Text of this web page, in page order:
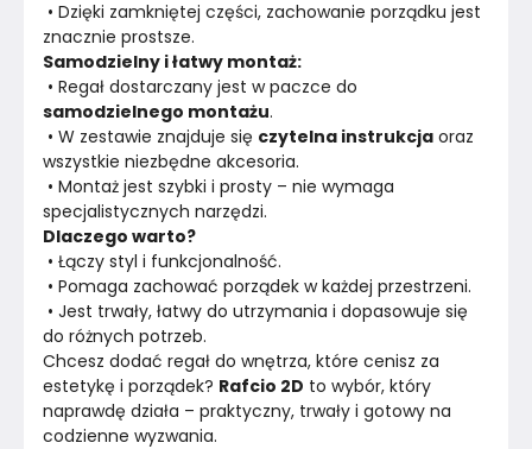
Marka Vilandy
Montaż
znacznie prostsze.
Samodzielny i łatwy montaż:
• Regał dostarczany jest w paczce do
samodzielnego montażu.
• W zestawie znajduje się czytelna instrukcja oraz
wszystkie niezbędne akcesoria.
specjalistycznych narzędzi.
Dlaczego warto?
• Łączy styl i funkcjonalność.
• Pomaga zachować porządek w każdej przestrzeni.
do różnych potrzeb.
Chcesz dodać regał do wnętrza, które cenisz za
estetykę i porządek? Rafcio 2D to wybór, który
naprawdę działa – praktyczny, trwały i gotowy na
codzienne wyzwania.